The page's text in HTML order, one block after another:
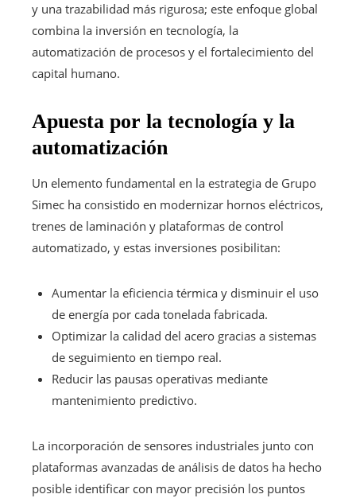
y una trazabilidad más rigurosa; este enfoque global
combina la inversión en tecnología, la
automatización de procesos y el fortalecimiento del
capital humano.
Apuesta por la tecnología y la
automatización
Un elemento fundamental en la estrategia de Grupo
Simec ha consistido en modernizar hornos eléctricos,
trenes de laminación y plataformas de control
automatizado, y estas inversiones posibilitan:
Aumentar la eficiencia térmica y disminuir el uso
de energía por cada tonelada fabricada.
Optimizar la calidad del acero gracias a sistemas
de seguimiento en tiempo real.
Reducir las pausas operativas mediante
mantenimiento predictivo.
La incorporación de sensores industriales junto con
plataformas avanzadas de análisis de datos ha hecho
posible identificar con mayor precisión los puntos